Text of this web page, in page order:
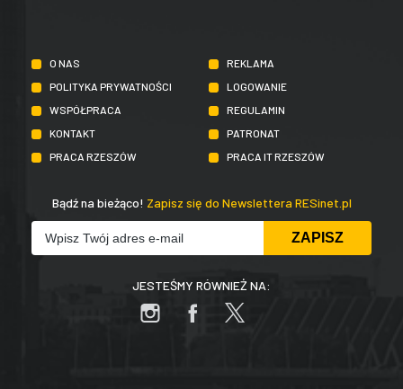
O NAS
REKLAMA
POLITYKA PRYWATNOŚCI
LOGOWANIE
WSPÓŁPRACA
REGULAMIN
KONTAKT
PATRONAT
PRACA RZESZÓW
PRACA IT RZESZÓW
Bądź na bieżąco! Zapisz się do Newslettera RESinet.pl
JESTEŚMY RÓWNIEŻ NA: